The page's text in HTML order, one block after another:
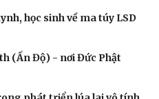
học sinh về ma túy LSD
(Ấn Độ) - nơi Đức Phật